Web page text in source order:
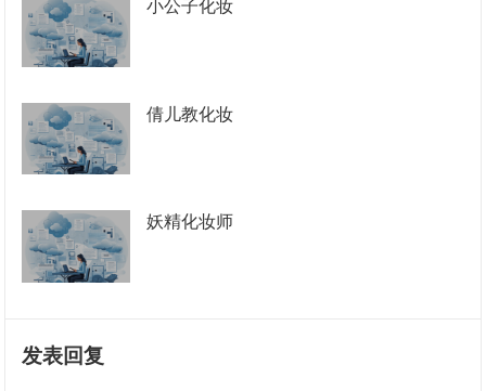
小公子化妆
倩儿教化妆
妖精化妆师
发表回复